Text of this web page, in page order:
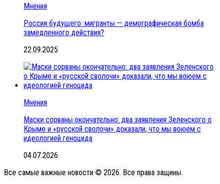
Мнения
Россия будущего: мигранты — демографическая бомба
замедленного действия?
22.09.2025
Мнения
Маски сорваны окончательно: два заявления Зеленского о
Крыме и «русской сволочи» доказали, что мы воюем с
идеологией геноцида
04.07.2026
Все самые важные новости © 2026. Все права защины.